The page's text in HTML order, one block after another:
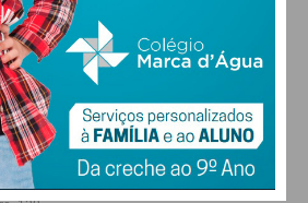
SERVIÇO EM PAÇOS DE